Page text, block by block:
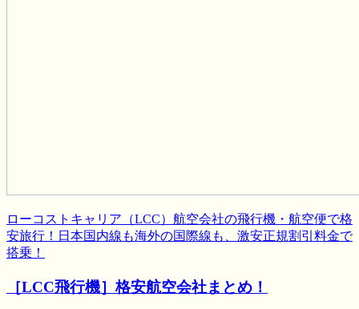
ローコストキャリア（LCC）航空会社の飛行機・航空便で格
安旅行！日本国内線も海外の国際線も、激安正規割引料金で
搭乗！
［LCC飛行機］格安航空会社まとめ！